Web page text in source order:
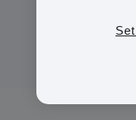
können Sie